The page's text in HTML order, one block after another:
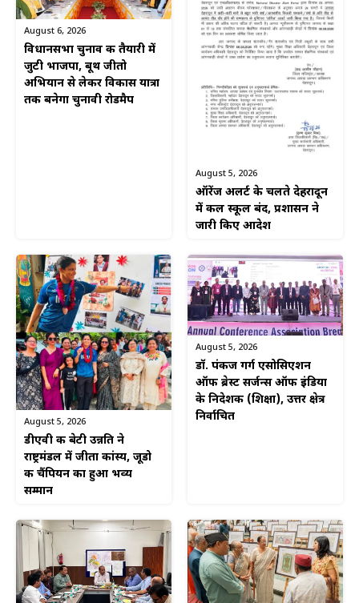
August 6, 2026
विधानसभा चुनाव की तैयारी में
जुटी भाजपा, बूथ जीतो
अभियान से लेकर विकास यात्रा
तक बनेगा चुनावी रोडमैप
August 5, 2026
ऑरेंज अलर्ट के चलते देहरादून
में कल स्कूल बंद, प्रशासन ने
जारी किए आदेश
August 5, 2026
डीएवी की बेटी उन्नति ने
राष्ट्रमंडल में जीता कांस्य, जूडो
की चैंपियन का हुआ भव्य
सम्मान
August 5, 2026
डॉ. पंकज गर्ग एसोसिएशन
ऑफ ब्रेस्ट सर्जन्स ऑफ इंडिया
के निदेशक (शिक्षा), उत्तर क्षेत्र
निर्वाचित